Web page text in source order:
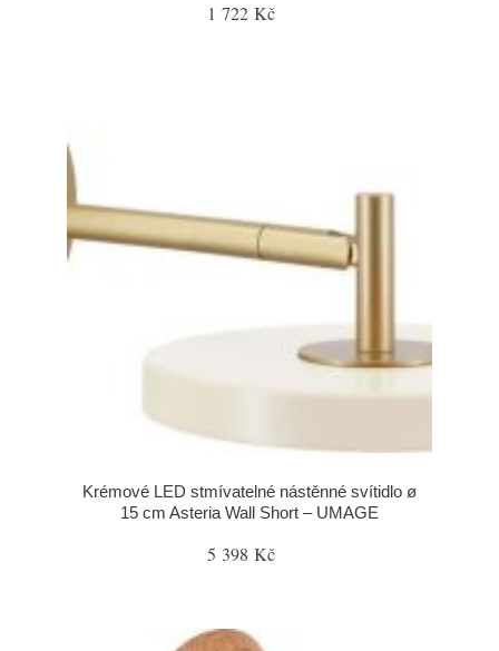
1 722 Kč
Krémové LED stmívatelné nástěnné svítidlo ø
15 cm Asteria Wall Short – UMAGE
5 398 Kč